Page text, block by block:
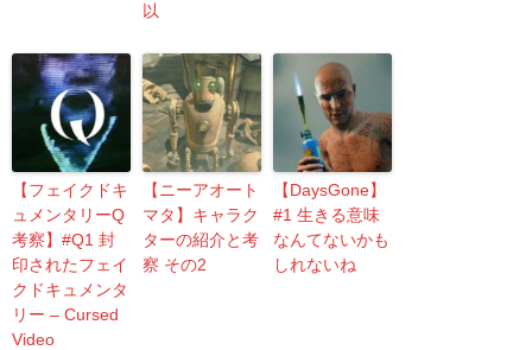
以
【フェイクドキ
ュメンタリーQ
考察】#Q1 封
印されたフェイ
クドキュメンタ
リー – Cursed
Video
【ニーアオート
マタ】キャラク
ターの紹介と考
察 その2
【DaysGone】
#1 生きる意味
なんてないかも
しれないね